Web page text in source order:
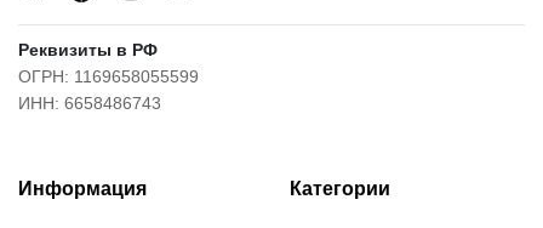
Реквизиты в РФ
ОГРН: 1169658055599
ИНН: 6658486743
Информация Категории